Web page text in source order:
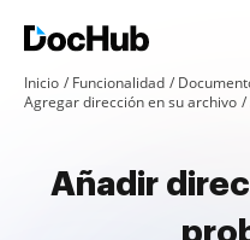
Inicio Funcionalidad
Agregar dirección en su archivo
Añadir